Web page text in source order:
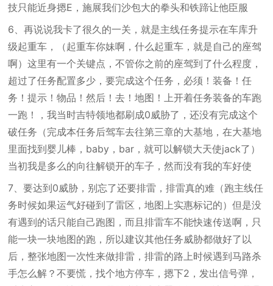
技只能近身摁E，施展我们沙包大的拳头和铁蹄让他臣服
6、再说说我卡了很久的一关，就是主线任务提示在车库升
级起重车，（起重车你妹啊，什么起重车，就是自己的座驾
啊）这里有一个关键点，不管你之前的座驾到了什么程度，
超过了任务配置多少，要完成这个任务，必须！装备！任
务！提示！物品！然后！去！地图！上开着任务装备的车跑
一跑！，我当时吉特领地都刷成0威胁了，还没有完成这个
破任务（完成本任务后驾车去往第三章的大基地，在大基地
里面找到婴儿棒，baby，bar，就可以解锁大天使jack了）
当初我是多么的向往解锁开的车子，然而没有我的车好使
7、要达到0威胁，别忘了还要排雷，排雷真的难（跑主线任
务时候如果运气好碰到了雷区，地图上实惠标记的）但是没
有遇到的话只能自己跑图，而且排雷车不能快速传送啊，只
能一块一块地图的跑，所以建议其他任务威胁都做好了以
后，整张地图一次性来做排雷，排雷的路上时候遇到马路杀
手怎么解？不要慌，找个地方停车，摁下2，发出信号弹，